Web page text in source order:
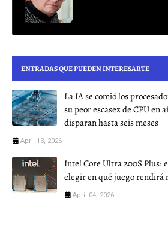
ENTRADAS QUE PUEDEN INTERESARTE
La IA se comió los
su peor escasez de CPU en
disparan hasta seis meses
April 13, 2026
Intel Core Ultra 200S Plus:
elegir en qué juego rendirá
April 04, 2026